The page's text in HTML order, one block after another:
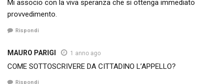
Mi associo con la viva speranza che si ottenga immediato
provvedimento.
Rispondi
MAURO PARIGI 1 anno ago
COME SOTTOSCRIVERE DA CITTADINO L’APPELLO?
Rispondi